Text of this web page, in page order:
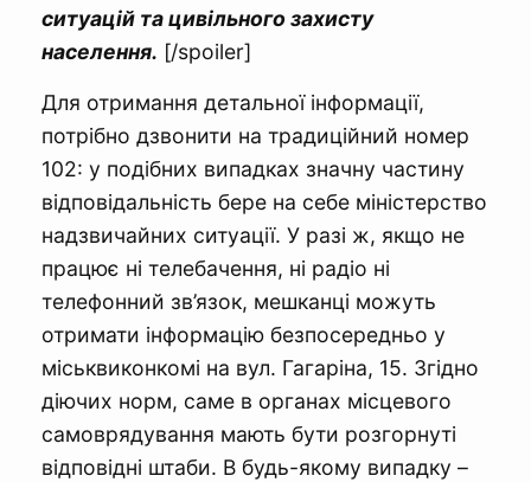
ситуацій та цивільного захисту
населення. [/spoiler]
Для отримання детальної інформації,
потрібно дзвонити на традиційний номер
102: у подібних випадках значну частину
відповідальність бере на себе міністерство
надзвичайних ситуації. У разі ж, якщо не
працює ні телебачення, ні радіо ні
телефонний зв’язок, мешканці можуть
отримати інформацію безпосередньо у
міськвиконкомі на вул. Гагаріна, 15. Згідно
діючих норм, саме в органах місцевого
самоврядування мають бути розгорнуті
відповідні штаби. В будь-якому випадку –